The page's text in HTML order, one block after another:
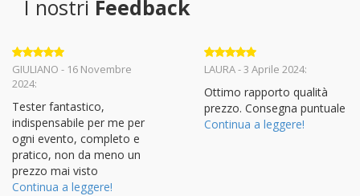
I nostri Feedback
Valutato 5
su 5
GIULIANO - 16 Novembre
2024:
Tester fantastico,
indispensabile per me per
ogni evento, completo e
pratico, non da meno un
prezzo mai visto
Continua a leggere!
Valutato 5
LAURA - 3 Aprile 2024:
Ottimo rapporto qualità
prezzo. Consegna puntuale
Continua a leggere!